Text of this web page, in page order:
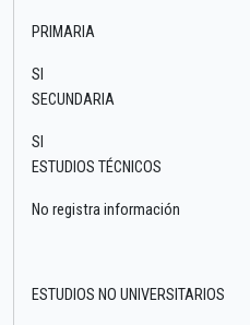
PRIMARIA
SI
SECUNDARIA
SI
ESTUDIOS TÉCNICOS
No registra información
ESTUDIOS NO UNIVERSITARIOS